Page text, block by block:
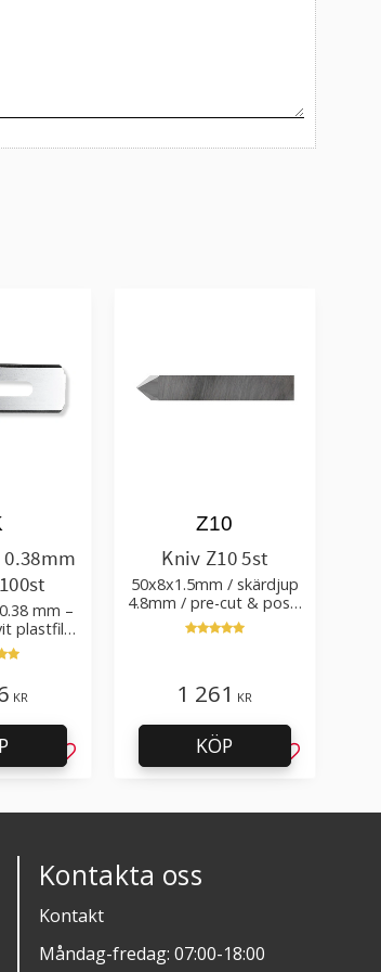
mm –
plastfilm
KR
Lägg till i favoriter
Kniv Z10 5st
50x8x1.5mm / skärdjup
4.8mm / pre-cut & post-
cut 0.84xTm / skärvinkel
50°
Z10
1 261 KR
Lägg till i
KÖP
Kontakta oss
Kontakt
Måndag-fredag: 07:00-18:00